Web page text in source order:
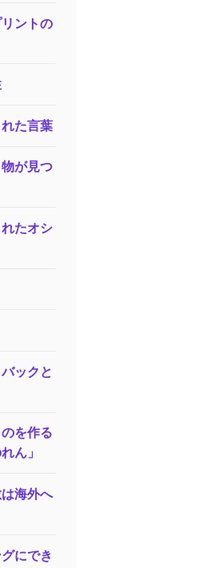
ントの
た言葉
が見つ
たオシ
ックと
を作る
ん」
海外へ
にでき